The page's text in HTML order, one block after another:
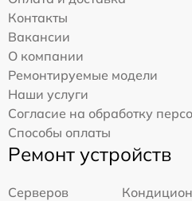
Контакты
Вакансии
О компании
Ремонтируемые модели
Наши услуги
Согласие на обработку
Способы оплаты
Ремонт устройств
Серверов